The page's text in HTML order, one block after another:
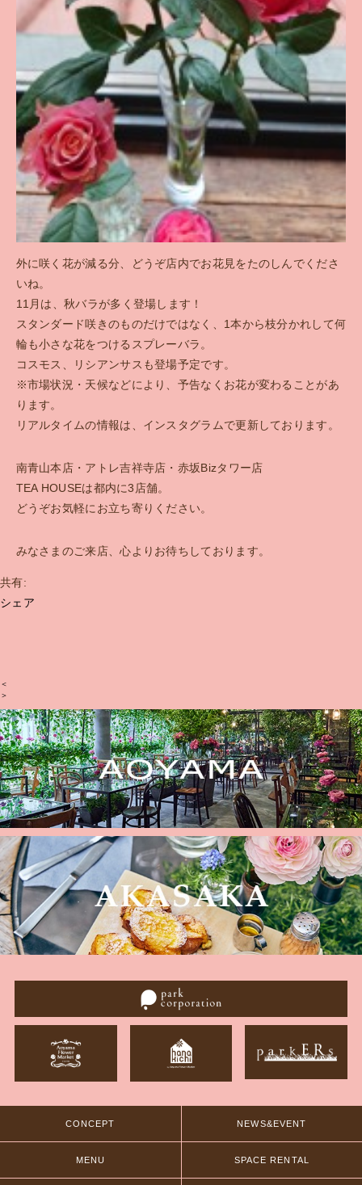
外に咲く花が減る分、どうぞ店内でお花見をたのしんでくださ
いね。
11月は、秋バラが多く登場します！
スタンダード咲きのものだけではなく、1本から枝分かれして何
輪も小さな花をつけるスプレーバラ。
コスモス、リシアンサスも登場予定です。
※市場状況・天候などにより、予告なくお花が変わることがあ
ります。
リアルタイムの情報は、インスタグラムで更新しております。
南青山本店・アトレ吉祥寺店・赤坂Bizタワー店
TEA HOUSEは都内に3店舗。
どうぞお気軽にお立ち寄りください。
みなさまのご来店、心よりお待ちしております。
共有:
シェア
＜
＞
CONCEPT NEWS&EVENT
MENU SPACE RENTAL